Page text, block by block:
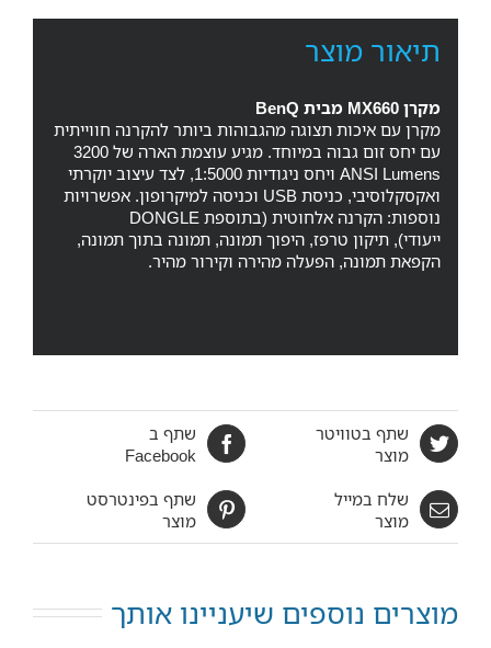
תיאור מוצר
מקרן MX660 מבית BenQ
מקרן עם איכות תצוגה מהגבוהות ביותר להקרנה חווייתית
עם יחס זום גבוה במיוחד. מגיע עוצמת הארה של 3200
ANSI Lumens ויחס ניגודיות 1:5000, לצד עיצוב יוקרתי
ואקסקלוסיבי, כניסת USB וכניסה למיקרופון. אפשרויות
נוספות: הקרנה אלחוטית (בתוספת DONGLE
ייעודי), תיקון טרפז, היפוך תמונה, תמונה בתוך תמונה,
הקפאת תמונה, הפעלה מהירה וקירור מהיר.
שתף ב
Facebook
שתף בטוויטר
מוצר
שתף בפינטרסט
מוצר
שלח במייל
מוצר
מוצרים נוספים שיעניינו אותך